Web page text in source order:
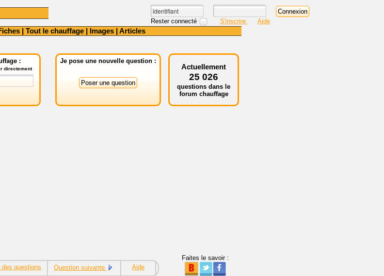
Rester connecté S'inscrire Aide
| Tout le chauffage | Images | Articles
:
directement
Je pose une nouvelle question :
Actuellement
25 026
questions dans le
forum chauffage
des questions Question suivante Aide
Faites le savoir :